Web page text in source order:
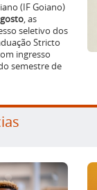
(IF Goiano)
, as
seletivo dos
Stricto
ingresso
semestre de